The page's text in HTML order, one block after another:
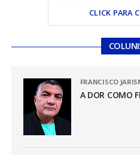
CLICK PARA
FRANCISCO
A DOR COMO